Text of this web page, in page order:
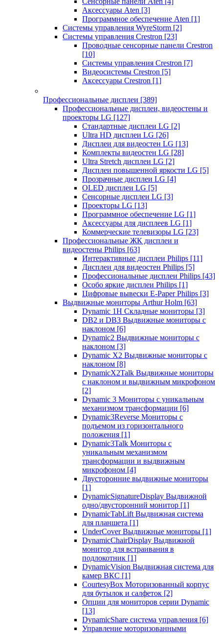
Аксессуары Aten [3]
Программное обеспечение Aten [1]
Системы управления WyreStorm [2]
Системы управления Crestron [23]
Проводные сенсорные панели Crestron
[10]
Системы управления Crestron [7]
Видеосистемы Crestron [5]
Аксессуары Crestron [1]
Профессиональные дисплеи [389]
Профессиональные дисплеи, видеостены и
проекторы LG [127]
Стандартные дисплеи LG [2]
Ultra HD дисплеи LG [26]
Дисплеи для видеостен LG [13]
Комплекты видеостен LG [28]
Ultra Stretch дисплеи LG [2]
Дисплеи повышенной яркости LG [5]
Прозрачные дисплеи LG [4]
OLED дисплеи LG [5]
Сенсорные дисплеи LG [3]
Проекторы LG [13]
Программное обеспечение LG [1]
Аксессуары для дисплеев LG [1]
Коммерческие телевизоры LG [23]
Профессиональные ЖК дисплеи и
видеостены Philips [63]
Интерактивные дисплеи Philips [11]
Дисплеи для видеостен Philips [5]
Профессиональные дисплеи Philips [43]
Особо яркие дисплеи Philips [1]
Цифровые вывески E-Paper Philips [3]
Выдвижные мониторы Arthur Holm [63]
Dynamic 1Н Складные мониторы [3]
DB2 и DB3 Выдвижные мониторы с
наклоном [6]
Dynamic2 Выдвижные мониторы с
наклоном [3]
Dynamic X2 Выдвижные мониторы с
наклоном [8]
DynamicX2Talk Выдвижные мониторы
с наклоном и выдвижным микрофоном
[2]
Dynamic 3 Мониторы с уникальным
механизмом трансформации [6]
Dynamic3Reverse Мониторы с
подъемом из горизонтального
положения [1]
Dynamic3Talk Мониторы с
уникальным механизмом
трансформации и выдвижным
микрофоном [4]
Двусторонние выдвижные мониторы
[1]
DynamicSignatureDisplay Выдвижной
одно/двусторонний монитор [1]
DynamicTabLift Выдвижная система
для планшета [1]
UnderCover Выдвижные мониторы [1]
DynamicChairDisplay Выдвижной
монитор для встраивания в
подлокотник [1]
DynamicVision Выдвижная система для
камер ВКС [1]
CourtesyBox Моторизованный корпус
для бутылок и салфеток [2]
Опции для мониторов серии Dynamic
[13]
DynamicShare система управления [6]
Управление моторизованными